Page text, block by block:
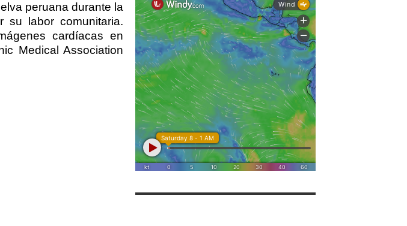
peruana durante la
su labor comunitaria.
cardíacas en
Medical Association